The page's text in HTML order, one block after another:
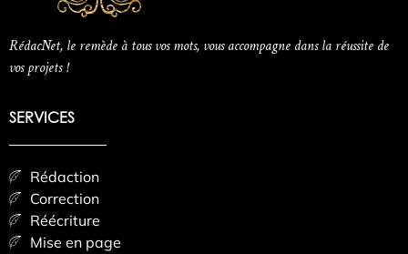
RédacNet, le remède à tous vos mots, vous accompagne dans la réussite de
vos projets !
SERVICES
Rédaction
Correction
Réécriture
Mise en page